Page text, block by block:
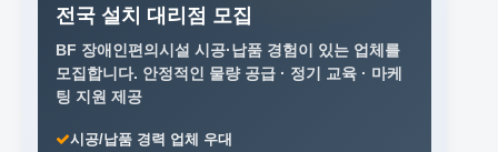
전국 설치 대리점 모집
BF 장애인편의시설 시공·납품 경험이 있는 업체를
모집합니다. 안정적인 물량 공급 · 정기 교육 · 마케
팅 지원 제공
시공/납품 경력 업체 우대